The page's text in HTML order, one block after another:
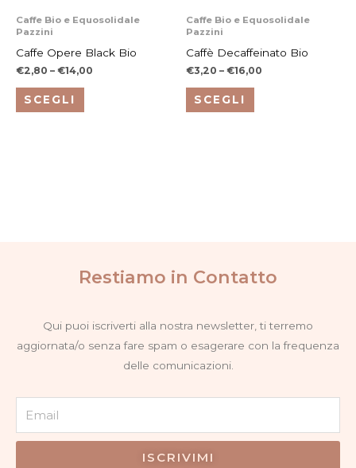
nella
pagina
del
prodotto
Caffe Bio e Equosolidale
Pazzini
Caffe Opere Black Bio
€2,80 – €14,00
SCEGLI
Questo
ha
più
Le
prodotto
Caffe Bio e Equosolidale
Pazzini
Caffè Decaffeinato Bio
€3,20 – €16,00
SCEGLI
Questo
ha
più
Le
prodotto
Restiamo in Contatto
Qui puoi iscriverti alla nostra newsletter, ti terremo
aggiornata/o senza fare spam o esagerare con la frequenza
delle comunicazioni.
ISCRIVIMI